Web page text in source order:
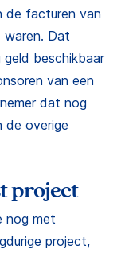
de facturen van
Dat
beschikbaar
van een
dat nog
de overige
project
nog met
project,